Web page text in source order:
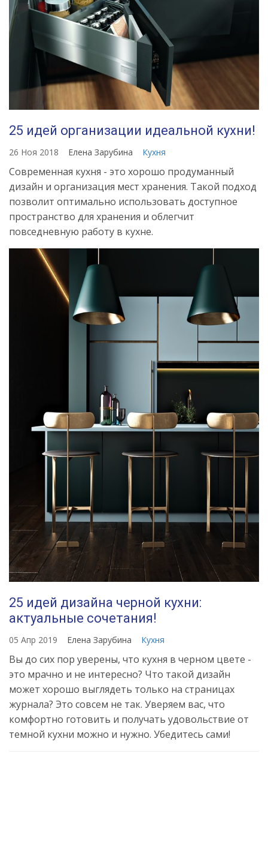
25 идей организации идеальной кухни!
26 Ноя 2018 Елена Зарубина Кухня
Современная кухня - это хорошо продуманный
дизайн и организация мест хранения. Такой подход
позволит оптимально использовать доступное
пространство для хранения и облегчит
повседневную работу в кухне.
25 идей дизайна черной кухни:
актуальные сочетания!
05 Апр 2019 Елена Зарубина Кухня
Вы до сих пор уверены, что кухня в черном цвете -
это мрачно и не интересно? Что такой дизайн
может хорошо выглядеть только на страницах
журнала? Это совсем не так. Уверяем вас, что
комфортно готовить и получать удовольствие от
темной кухни можно и нужно. Убедитесь сами!